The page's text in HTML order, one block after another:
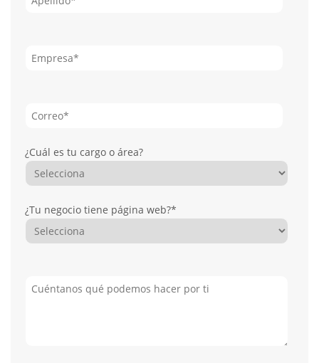
¿Cuál es tu cargo o área?
¿Tu negocio tiene página web?*